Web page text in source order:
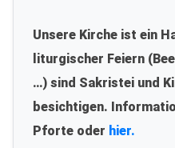
Unsere Kirche ist ein
liturgischer Feiern
…) sind Sakristei und
besichtigen.
Pforte oder hier.